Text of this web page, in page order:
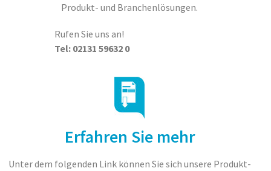
Produkt- und Branchenlösungen.
Rufen Sie uns an!
Tel: 02131 59632 0
Erfahren Sie mehr
Unter dem folgenden Link können Sie sich unsere Produkt-